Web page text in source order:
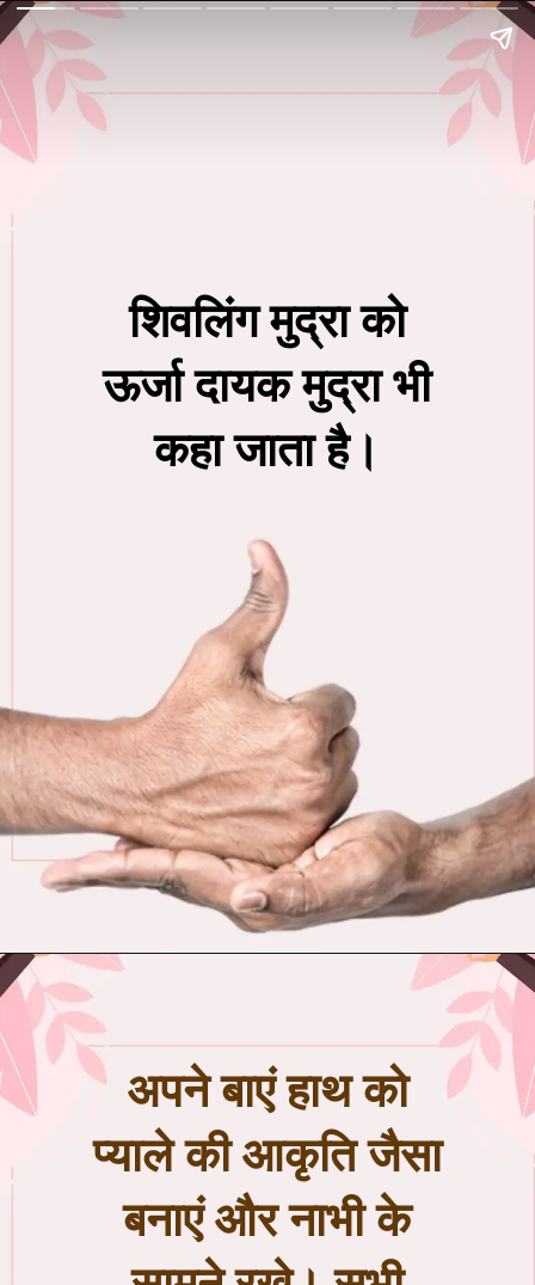
शिवलिंग मुद्रा को
ऊर्जा दायक मुद्रा भी
कहा जाता है।
अपने बाएं हाथ को
प्याले की आकृति जैसा
बनाएं और नाभी के